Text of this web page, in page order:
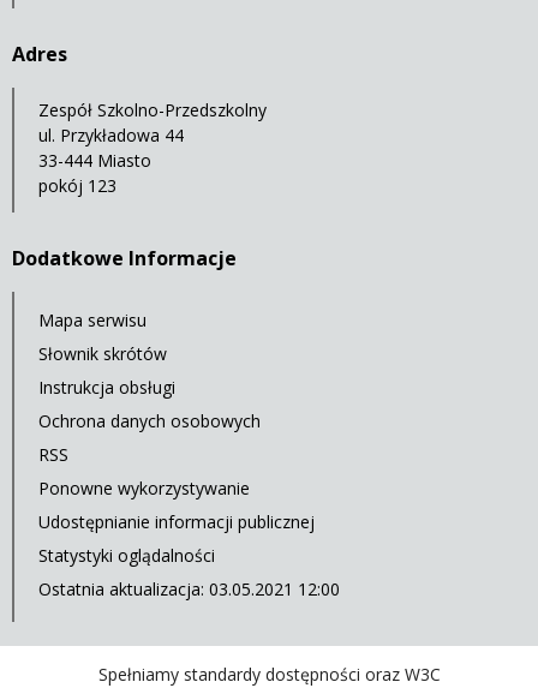
Adres
Zespół Szkolno-Przedszkolny
ul. Przykładowa 44
33-444 Miasto
pokój 123
Dodatkowe Informacje
Mapa serwisu
Słownik skrótów
Instrukcja obsługi
Ochrona danych osobowych
RSS
Ponowne wykorzystywanie
Udostępnianie informacji publicznej
Statystyki oglądalności
Ostatnia aktualizacja: 03.05.2021 12:00
Spełniamy standardy dostępności oraz W3C